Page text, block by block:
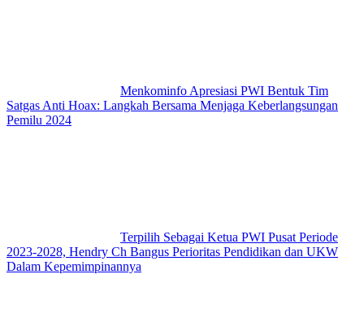
Menkominfo Apresiasi PWI Bentuk Tim
Satgas Anti Hoax: Langkah Bersama Menjaga Keberlangsungan
Pemilu 2024
Terpilih Sebagai Ketua PWI Pusat Periode
2023-2028, Hendry Ch Bangus Perioritas Pendidikan dan UKW
Dalam Kepemimpinannya